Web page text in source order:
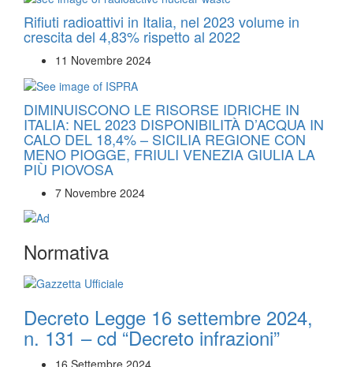
Rifiuti radioattivi in Italia, nel 2023 volume in
crescita del 4,83% rispetto al 2022
11 Novembre 2024
DIMINUISCONO LE RISORSE IDRICHE IN
ITALIA: NEL 2023 DISPONIBILITÀ D’ACQUA IN
CALO DEL 18,4% – SICILIA REGIONE CON
MENO PIOGGE, FRIULI VENEZIA GIULIA LA
PIÙ PIOVOSA
7 Novembre 2024
Normativa
Decreto Legge 16 settembre 2024,
n. 131 – cd “Decreto infrazioni”